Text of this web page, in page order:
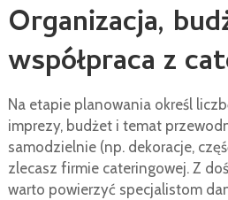
Organizacja,
współpraca z
Na etapie planowania określ
imprezy, budżet i temat
samodzielnie (np. dekoracje,
zlecasz firmie cateringowej. Z
warto powierzyć specjalistom